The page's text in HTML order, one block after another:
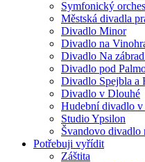
Symfonický
Městská divadla
Divadlo Minor
Divadlo na
Divadlo Na
Divadlo pod
Divadlo Spejbla a
Divadlo v Dlouhé
Hudební divadlo
Studio Ypsilon
Švandovo divadlo
Potřebuji vyřídit
Záštita